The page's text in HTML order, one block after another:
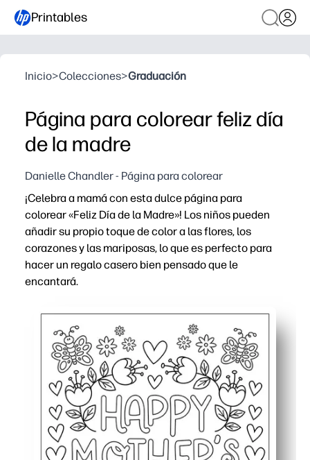
Printables
Inicio>Colecciones>Graduación
Página para colorear feliz día
de la madre
Danielle Chandler - Página para colorear
¡Celebra a mamá con esta dulce página para
colorear «Feliz Día de la Madre»! Los niños pueden
añadir su propio toque de color a las flores, los
corazones y las mariposas, lo que es perfecto para
hacer un regalo casero bien pensado que le
encantará.
Imprima y listo: simplemente presione imprimir y
Atrae a personas de todas las edades: sus alumnos
Desarrolla habilidades: apoyas la práctica de la
Es un recuerdo: lo conviertes en una tarjeta o